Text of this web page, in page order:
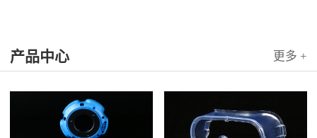
产品中心 更多 +